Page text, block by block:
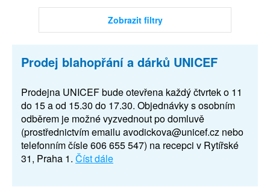
Zobrazit filtry
Prodej blahopřání a dárků UNICEF
Prodejna UNICEF bude otevřena každý čtvrtek o 11
do 15 a od 15.30 do 17.30. Objednávky s osobním
odběrem je možné vyzvednout po domluvě
(prostřednictvím emailu avodickova@unicef.cz nebo
telefonním čísle 606 655 547) na recepci v Rytířské
31, Praha 1. Číst dále